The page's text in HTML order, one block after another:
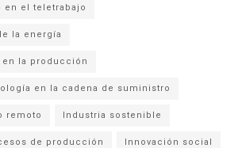
en el teletrabajo
la energía
la producción
en la cadena de suministro
remoto Industria sostenible
de producción Innovación social